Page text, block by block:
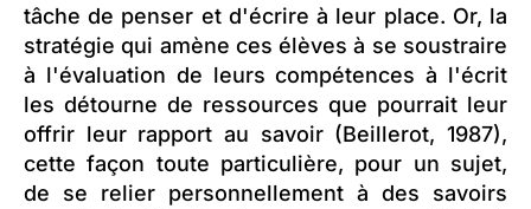
tâche de penser et d'écrire à leur place. Or, la
stratégie qui amène ces élèves à se soustraire
à l'évaluation de leurs compétences à l'écrit
les détourne de ressources que pourrait leur
offrir leur rapport au savoir (Beillerot, 1987),
cette façon toute particulière, pour un sujet,
de se relier personnellement à des savoirs